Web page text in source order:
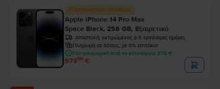
Περιορισμένο απόθεμα
Apple iPhone 14 Pro Max
Space Black, 256 GB, Εξαιρετικό
Αποστολή: εκτιμώμενος 2-5 εργάσιμες ημέρες
Πληρωμή σε δόσεις, με 0% επιτόκιο
Πιο οικονομικό από το καινούργιο 275 €
57399 €